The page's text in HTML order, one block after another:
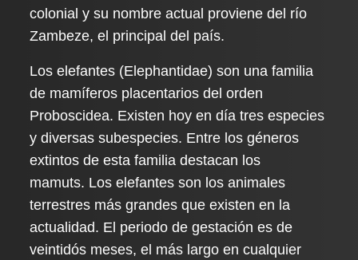
colonial y su nombre actual proviene del río
Zambeze, el principal del país.
Los elefantes (Elephantidae) son una familia
de mamíferos placentarios del orden
Proboscidea. Existen hoy en día tres especies
y diversas subespecies. Entre los géneros
extintos de esta familia destacan los
mamuts. Los elefantes son los animales
terrestres más grandes que existen en la
actualidad. El periodo de gestación es de
veintidós meses, el más largo en cualquier